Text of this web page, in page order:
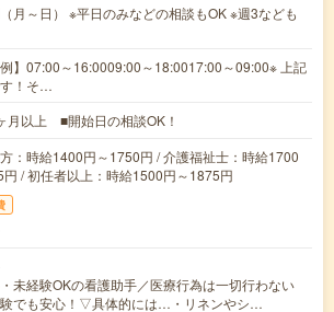
月～日） ※平日のみなどの相談もOK ※週3なども
例】07:00～16:0009:00～18:0017:00～09:00※ 上記
！そ…
月以上 ■開始日の相談OK！
：時給1400円～1750円 / 介護福祉士：時給1700
円 / 初任者以上：時給1500円～1875円
未経験OKの看護助手／医療行為は一切行わない
でも安心！▽具体的には…・リネンやシ…